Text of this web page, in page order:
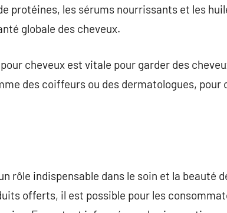
protéines, les sérums nourrissants et les
globale des cheveux.
cheveux est vitale pour garder des
des coiffeurs ou des dermatologues, pour
rôle indispensable dans le soin et la beauté
offerts, il est possible pour les